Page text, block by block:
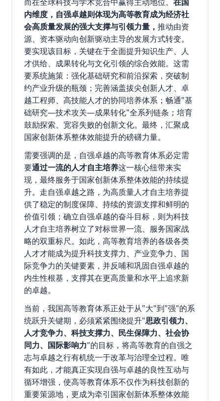
内维度，自强卓越则体现为高等教育成为经济社
会高质量发展的强大支撑与引领力量， 推动由资
源、资本驱动向创新驱动主导的发展方式转变。
要实现该目标，关键在于全面提升知识生产、人
才供给、成果转化与文化引领的综合效能。这需
要系统施策：强化基础研究和前沿探索，突破制
约产业升级的瓶颈；完善涵盖拔尖创新人才、卓
越工程师、高技能人才的协同培养体系；畅通"基
础研究—技术攻关—成果转化"全系列链条；培育
鼓励探索、宽容失败的创新文化。最终，汇聚成
国家创新体系整体效能提升的磅礴力量。
需要强调的是，自强卓越的高等教育体系必定需
要通过一流的人才自主培养这一核心纽带来实
现，最终服务于国家创新体系整体效能的持续提
升。走自强卓越之路，为高质量人才自主培养提
供了稳定的制度保障、持续的资源支撑和鲜明的
价值引领；确立自强卓越的奋斗目标，则为科技
人才自主培养树立了对标世界一流、服务国家战
略的双重标尺。如此，高等教育培养的各级各类
人才才能成为提升科技支撑力、产业竞争力、国
际竞争力的关键要素，并反哺和巩固自强卓越的
内生性根基，支撑其在更高质量和水平上追求新
的卓越。
当前，我国高等教育体系正处于从"大"到"强"的系
统跃升关键期，必须紧紧围绕提升"思政引领力、
人才竞争力、科技支撑力、民生保障力、社会协
同力、国际影响力"的目标，将高等教育的自强之
志与卓越之行有机统一于改革与治理全过程。唯
有如此，才能真正实现自强与卓越的良性互动与
循环增强，使高等教育体系不仅作为科技创新的
重要策源地，更成为牵引国家创新体系整体效能